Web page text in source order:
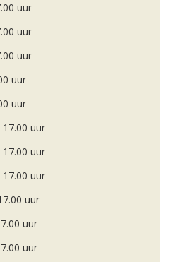
uur
uur
uur
uur
uur
uur
uur
uur
uur
uur
uur